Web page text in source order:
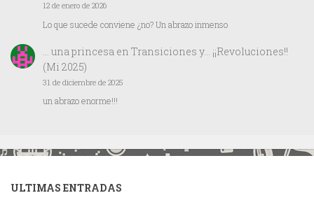
12 de enero de 2026
Lo que sucede conviene ¿no? Un abrazo inmenso
… una princesaen Transiciones y… ¡¡Revoluciones!!
(Mi 2025)
31 de diciembre de 2025
un abrazo enorme!!!
ULTIMAS ENTRADAS